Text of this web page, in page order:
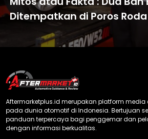
Ditempatkan di Poros
Aftermarketplus.id merupakan platform
pada dunia otomotif di Indonesia. Bertujuan
panduan terpercaya bagi penggemar dan
dengan informasi berkualitas.